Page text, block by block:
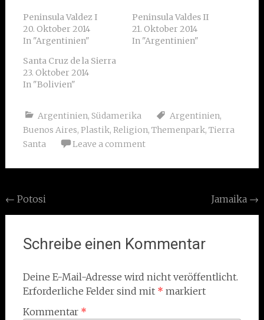
Peninsula Valdez I
20. Oktober 2014
In "Argentinien"
Peninsula Valdes II
21. Oktober 2014
In "Argentinien"
Santa Cruz de la Sierra
23. Oktober 2014
In "Bolivien"
Argentinien, Südamerika Argentinien,
Buenos Aires, Plastik, Religion, Themenpark, Tierra
Santa
Leave a comment
Post
navigation
← Potosi Jamaika →
Schreibe einen Kommentar
Deine E-Mail-Adresse wird nicht veröffentlicht.
Erforderliche Felder sind mit * markiert
Kommentar *